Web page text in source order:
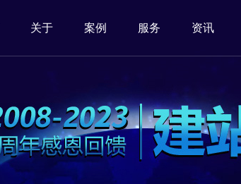
关于 案例 服务 资讯